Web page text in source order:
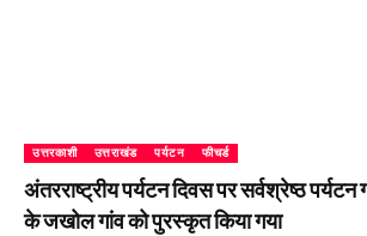
उत्तरकाशी उत्तराखंड पर्यटन फीचर्ड
अंतरराष्ट्रीय पर्यटन दिवस पर सर्वश्रेष्ठ पर्यटन
के जखोल गांव को पुरस्कृत किया गया